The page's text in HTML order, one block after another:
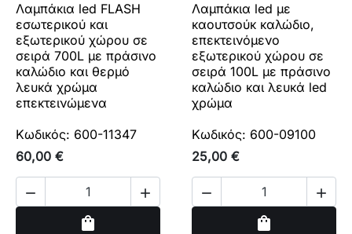
Λαμπάκια led FLASH
εσωτερικού και
εξωτερικού χώρου σε
σειρά 700L με πράσινο
καλώδιο και θερμό
λευκά χρώμα
επεκτεινώμενα
Κωδικός: 600-11347
60,00 €
 
shopping_bag
Λαμπάκια led με
καουτσούκ καλώδιο,
επεκτεινόμενο
εξωτερικού χώρου σε
σειρά 100L με πράσινο
καλώδιο και λευκά led
χρώμα
Κωδικός: 600-09100
25,00 €
 
shopping_bag